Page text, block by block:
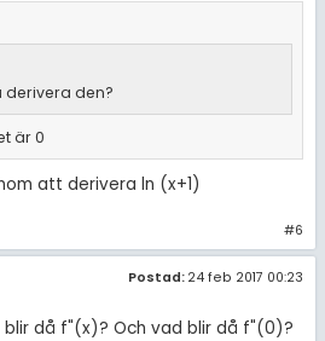
derivera den?
är 0
att derivera ln (x+1)
#6
Postad: 24 feb 2017 00:23
då f"(x)? Och vad blir då f"(0)?